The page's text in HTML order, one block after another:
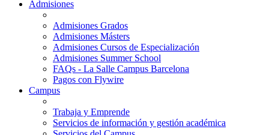
Admisiones
Admisiones Grados
Admisiones Másters
Admisiones Cursos de Especialización
Admisiones Summer School
FAQs - La Salle Campus Barcelona
Pagos con Flywire
Campus
Trabaja y Emprende
Servicios de información y gestión académica